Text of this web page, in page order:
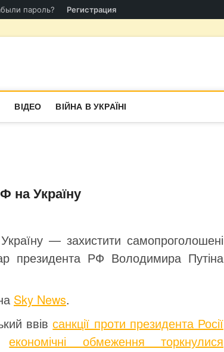
пароль? Регистрация
ВІДЕО ВІЙНА В УКРАЇНІ
на Україну
— захистити самопроголошені
президента РФ Володимира Путіна
Sky News.
ввівсанкції проти президента Росії
економічні обмеження торкнулися